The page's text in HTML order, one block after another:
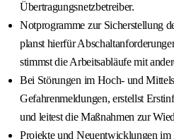
Übertragungsnetzbetreiber.
Notprogramme zur Sicherstellung
planst hierfür
stimmst die Arbeitsabläufe mit
Bei Störungen im Hoch- und
Gefahrenmeldungen, erstellst
und leitest die Maßnahmen zur
Projekte und Neuentwicklungen im